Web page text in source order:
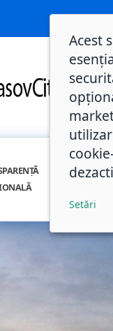
Acest
Setări